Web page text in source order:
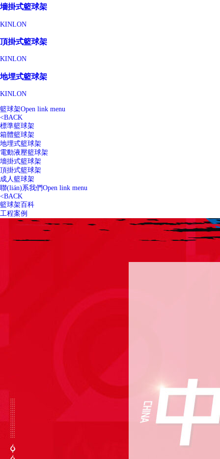
墻掛式籃球架
KINLON
頂掛式籃球架
KINLON
地埋式籃球架
KINLON
籃球架Open link menu
<BACK
標準籃球架
箱體籃球架
地埋式籃球架
電動液壓籃球架
墻掛式籃球架
頂掛式籃球架
成人籃球架
聯(lián)系我們Open link menu
<BACK
籃球架百科
工程案例